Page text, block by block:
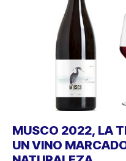
MUSCO 2022, LA
UN VINO